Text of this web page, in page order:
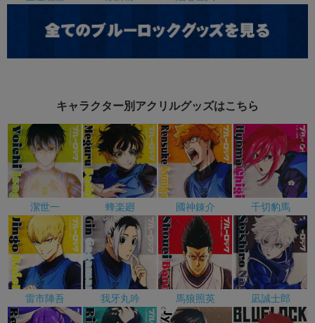
キャラクター別アクリルグッズはこちら
潔世一 蜂楽廻 國神錬介 千切豹馬
雷市陣吾 我牙丸吟 馬狼照英 凪誠士郎